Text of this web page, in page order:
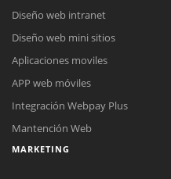
Diseño web intranet
Diseño web mini sitios
Aplicaciones moviles
APP web móviles
Integración Webpay Plus
Mantención Web
MARKETING